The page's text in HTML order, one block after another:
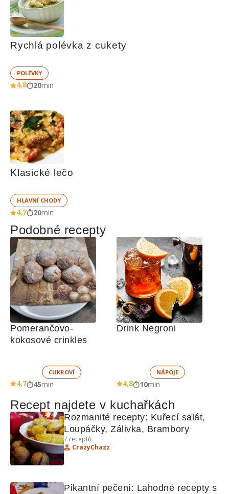
Rychlá polévka z cukety
POLÉVKY
4,8 20min
Klasické lečo
HLAVNÍ CHODY
4,7 20min
Podobné recepty
Pomerančovo-
kokosové crinkles
CUKROVÍ
4,7 45min
Drink Negroni
NÁPOJE
4,8 10min
Recept najdete v kuchařkách
Rozmanité recepty: Kuřecí salát,
Loupáčky, Zálivka, Brambory
7 receptů
CrazyChazz
Pikantní pečení: Lahodné recepty s